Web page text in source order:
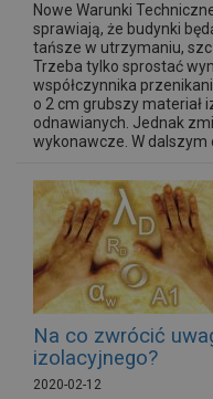
Nowe Warunki
sprawiają, że budynki
tańsze w utrzymaniu,
Trzeba tylko sprostać
współczynnika
o 2 cm grubszy materiał
odnawianych. Jednak
wykonawcze. W dalszym
Na co zwrócić
izolacyjnego?
2020-02-12